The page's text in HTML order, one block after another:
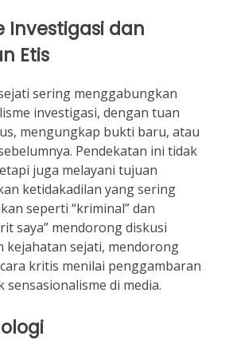
Investigasi dan
Etis
sering menggabungkan
investigasi, dengan tuan
mengungkap bukti baru, atau
Pendekatan ini tidak
juga melayani tujuan
ketidakadilan yang sering
seperti “kriminal” dan
saya” mendorong diskusi
kejahatan sejati, mendorong
kritis menilai penggambaran
sensasionalisme di media.